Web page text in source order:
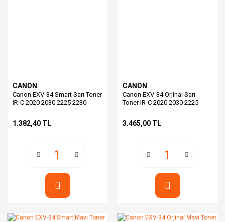
CANON
Canon EXV-34 Smart Sarı Toner
IR-C 2020 2030 2225 2230
1.382,40 TL
CANON
Canon EXV-34 Orjinal Sarı
Toner IR-C 2020 2030 2225
3.465,00 TL